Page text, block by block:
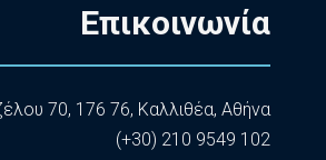
Επικοινωνία
70, 176 76, Καλλιθέα, Αθήνα
(+30) 210 9549 102